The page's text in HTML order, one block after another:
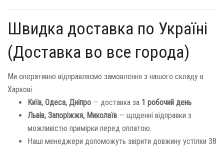
Швидка доставка по Україні
(Доставка во все города)
Ми оперативно відправляємо замовлення з нашого складу в
Харкові:
Київ, Одеса, Дніпро — доставка за 1 робочий день.
Львів, Запоріжжя, Миколаїв — щоденні відправки з
можливістю примірки перед оплатою.
Наші менеджери допоможуть звірити довжину устілки 38